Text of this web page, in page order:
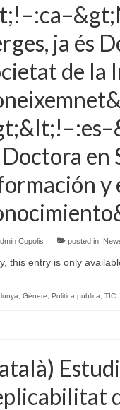
ja és
de la
Doctora en
y
Copolis | posted in:
this entry is only
Gènere Politica pública TIC